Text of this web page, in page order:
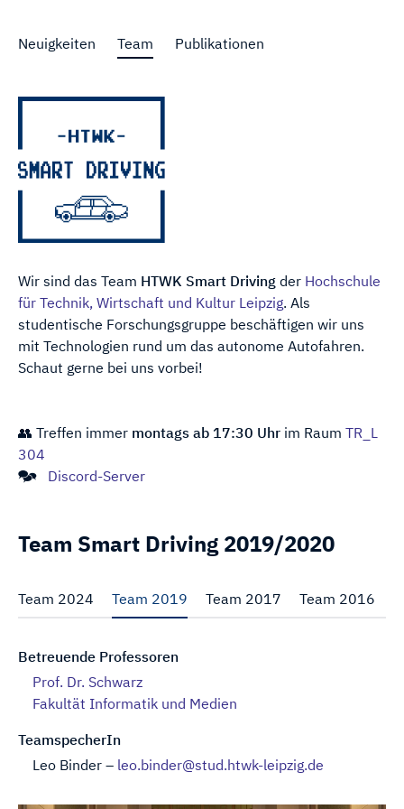
Neuigkeiten Team Publikationen
Wir sind das Team HTWK Smart Driving der Hochschule
für Technik, Wirtschaft und Kultur Leipzig. Als
studentische Forschungs­gruppe be­schäftigen wir uns
mit Technologien rund um das auto­nome Auto­fahren.
Schaut gerne bei uns vorbei!
👥 Treffen immer montags ab 17:30 Uhr im Raum TR_L
304
🗫
Discord-Server
Team Smart Driving 2019/2020
Team 2024 Team 2019 Team 2017 Team 2016
Betreuende Professoren
Prof. Dr. Schwarz
Fakultät Informatik und Medien
TeamspecherIn
Leo Binder – leo.binder@stud.htwk-leipzig.de